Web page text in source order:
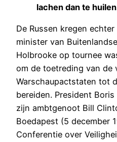
lachen dan te
De Russen kregen
minister van
Holbrooke op tournee
om de toetreding van de
Warschaupactstaten tot
bereiden. President
zijn ambtgenoot Bill
Boedapest (5 december
Conferentie over